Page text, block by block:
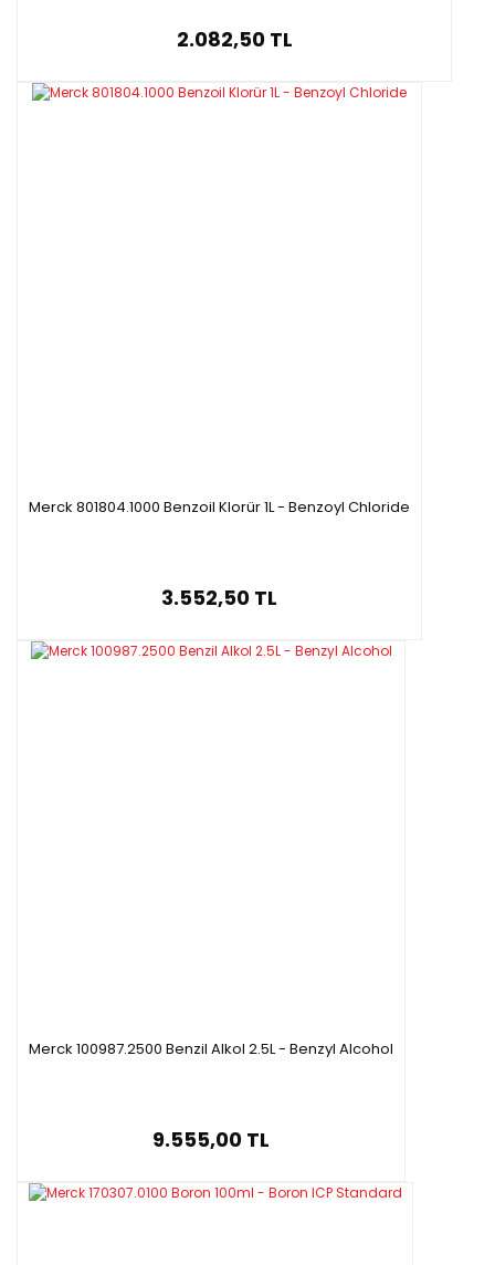
2.082,50 TL
Merck 801804.1000 Benzoil Klorür 1L - Benzoyl Chloride
3.552,50 TL
Merck 100987.2500 Benzil Alkol 2.5L - Benzyl Alcohol
9.555,00 TL